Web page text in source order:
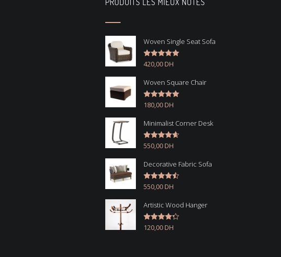
PRODUITS LES MIEUX NOTÉS
Woven Single Seat Sofa
Note5.00
sur 5
420,00DH
Woven Square Chair
Note5.00
sur 5
180,00DH
Minimalist Corner Desk
Note4.67
sur 5
550,00DH
Decorative Fabric Sofa
Note4.50
sur 5
550,00DH
Artistic Wood Hanger
Note4.33
sur 5
120,00DH